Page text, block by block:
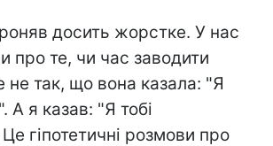
досить жорстке. У нас
про те, чи час заводити
не так, що вона казала: "Я
А я казав: "Я тобі
гіпотетичні розмови про